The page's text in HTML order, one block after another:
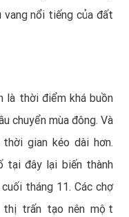
vang nổi tiếng của đất
là thời điểm khá buồn
chuyển mùa đông. Và
gian kéo dài hơn.
tại đây lại biến thành
tháng 11. Các chợ
thị trấn tạo nên một